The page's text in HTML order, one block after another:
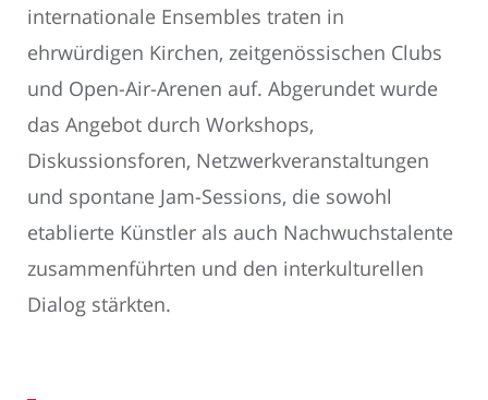
internationale Ensembles traten in
ehrwürdigen Kirchen, zeitgenössischen Clubs
und Open-Air-Arenen auf. Abgerundet wurde
das Angebot durch Workshops,
Diskussionsforen, Netzwerkveranstaltungen
und spontane Jam-Sessions, die sowohl
etablierte Künstler als auch Nachwuchstalente
zusammenführten und den interkulturellen
Dialog stärkten.